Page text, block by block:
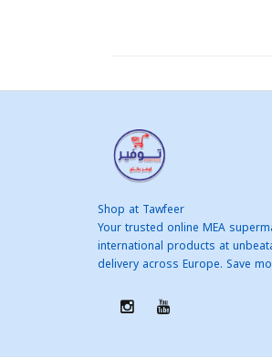
Shop at Tawfeer
Your trusted online MEA
international products at
delivery across Europe. Save